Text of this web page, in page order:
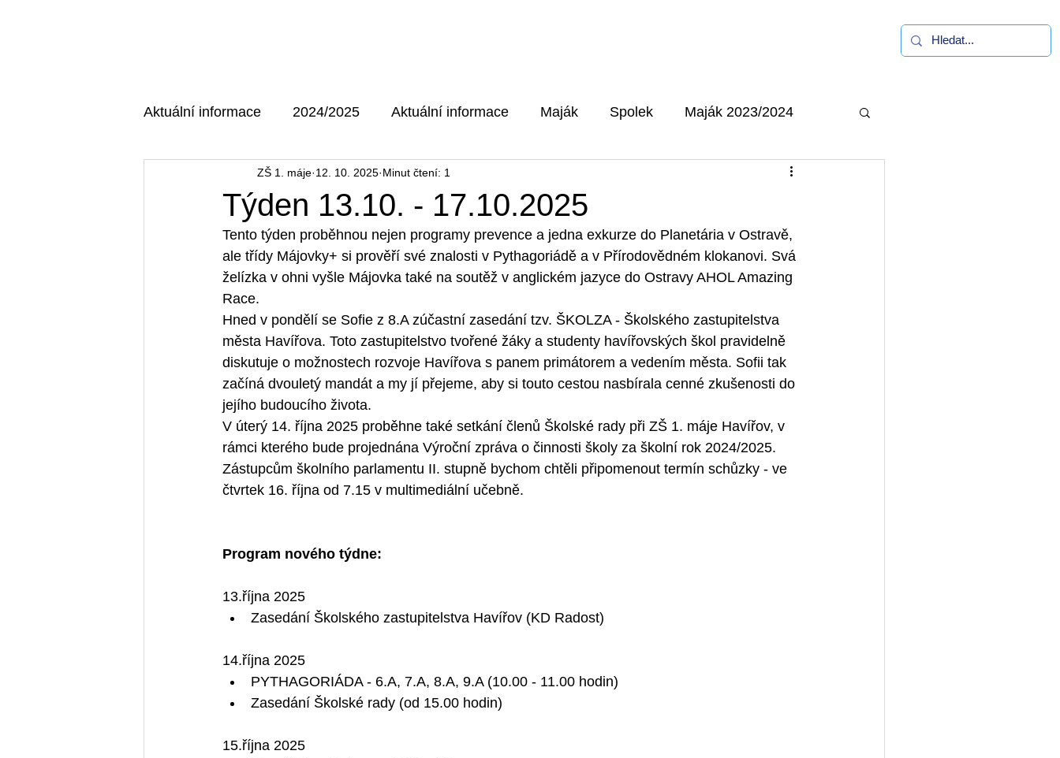
Aktuální informace 2024/2025 Aktuální informace Maják Spolek Maják 2023/2024
AKTUÁLNÍ MAJÁK 2025/2026
Týden 13.10. - 17.10.2025
ZŠ 1. máje 12. 10. 2025 Minut čtení: 1
Tento týden proběhnou nejen programy prevence a jedna exkurze do Planetária v Ostravě,
ale třídy Májovky+ si prověří své znalosti v Pythagoriádě a v Přírodovědném klokanovi. Svá
želízka v ohni vyšle Májovka také na soutěž v anglickém jazyce do Ostravy AHOL Amazing
Race.
Hned v pondělí se Sofie z 8.A zúčastní zasedání tzv. ŠKOLZA - Školského zastupitelstva
města Havířova. Toto zastupitelstvo tvořené žáky a studenty havířovských škol pravidelně
diskutuje o možnostech rozvoje Havířova s panem primátorem a vedením města. Sofii tak
začíná dvouletý mandát a my jí přejeme, aby si touto cestou nasbírala cenné zkušenosti do
jejího budoucího života.
V úterý 14. října 2025 proběhne také setkání členů Školské rady při ZŠ 1. máje Havířov, v
rámci kterého bude projednána Výroční zpráva o činnosti školy za školní rok 2024/2025.
Zástupcům školního parlamentu II. stupně bychom chtěli připomenout termín schůzky - ve
čtvrtek 16. října od 7.15 v multimediální učebně.
Program nového týdne:
13.října 2025
Zasedání Školského zastupitelstva Havířov (KD Radost)
14.října 2025
PYTHAGORIÁDA - 6.A, 7.A, 8.A, 9.A (10.00 - 11.00 hodin)
Zasedání Školské rady (od 15.00 hodin)
15.října 2025